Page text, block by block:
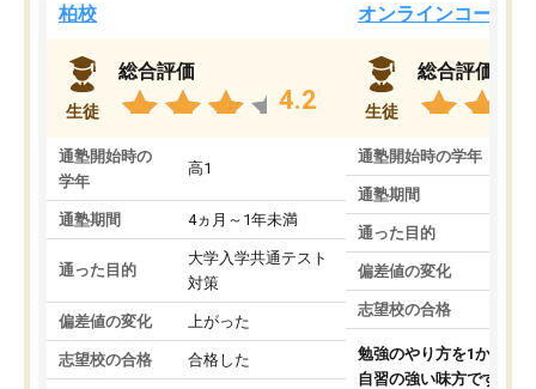
柏校
生徒
総合評価
4.2
通塾開始時の
学年
高1
通塾期間 4ヵ月～1年未満
通った目的
大学入学共通テスト
対策
偏差値の変化 上がった
志望校の合格 合格した
オンラインコース
生徒
総合評価
通塾開始時の学年
通塾期間
通った目的
偏差値の変化
志望校の合格
勉強のやり方を1から教
自習の強い味方です。